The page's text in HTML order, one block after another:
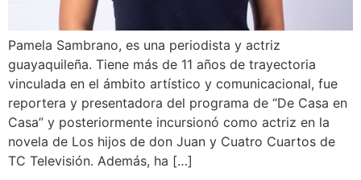
Pamela Sambrano, es una periodista y actriz
guayaquileña. Tiene más de 11 años de trayectoria
vinculada en el ámbito artístico y comunicacional, fue
reportera y presentadora del programa de “De Casa en
Casa” y posteriormente incursionó como actriz en la
novela de Los hijos de don Juan y Cuatro Cuartos de
TC Televisión. Además, ha […]